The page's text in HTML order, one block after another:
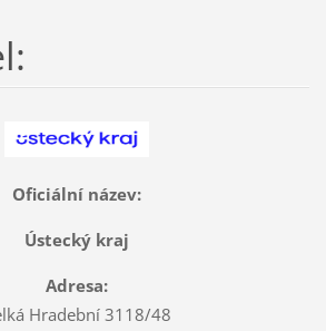
Oficiální název:
Ústecký kraj
Adresa:
Hradební 3118/48